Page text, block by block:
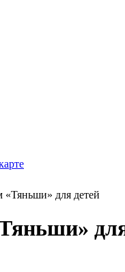
для детей